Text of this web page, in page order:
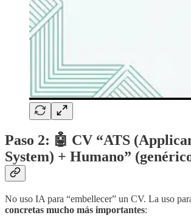
Paso 2: 🤖 CV “ATS
System) + Humano”
No uso IA para “embellecer” un CV. La uso
concretas mucho más importantes: